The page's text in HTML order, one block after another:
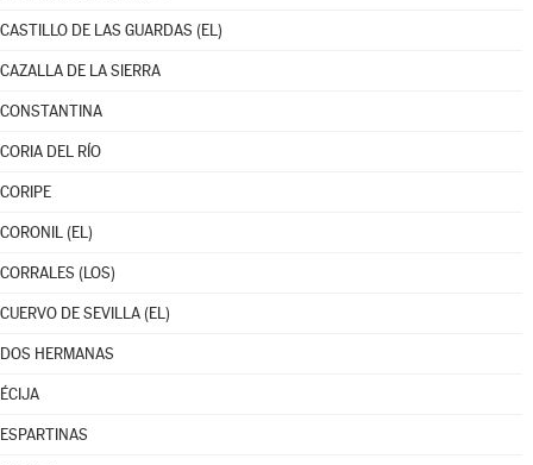
CASTILLO DE LAS GUARDAS (EL)
CAZALLA DE LA SIERRA
CONSTANTINA
CORIA DEL RÍO
CORIPE
CORONIL (EL)
CORRALES (LOS)
CUERVO DE SEVILLA (EL)
DOS HERMANAS
ÉCIJA
ESPARTINAS